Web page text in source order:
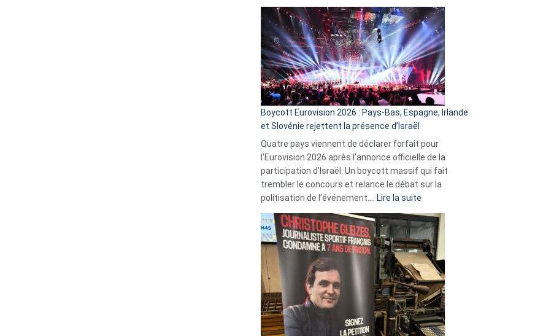
Boycott Eurovision 2026 : Pays-Bas, Espagne, Irlande
et Slovénie rejettent la présence d’Israël
Quatre pays viennent de déclarer forfait pour
l’Eurovision 2026 après l’annonce officielle de la
participation d’Israël. Un boycott massif qui fait
trembler le concours et relance le débat sur la
politisation de l’événement.…
Lire la suite
Eurovision
2026
:
Pays-
Bas,
Espagne,
Irlande
et
Slovénie